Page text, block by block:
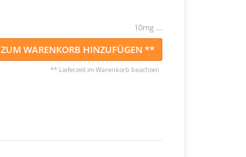
10mg ...
ZUM WARENKORB HINZUFÜGEN **
** Lieferzeit im Warenkorb beachten